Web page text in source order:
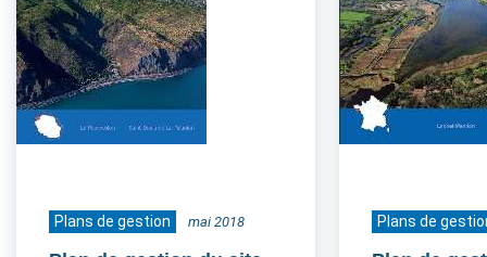
Plans de gestion mai 2018 Plans de